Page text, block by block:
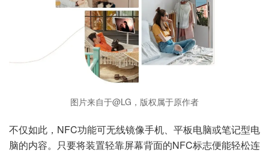
图片来自于@LG，版权属于原作者
不仅如此，NFC功能可无线镜像手机、平板电脑或笔记型电
脑的内容。只要将装置轻靠屏幕背面的NFC标志便能轻松连